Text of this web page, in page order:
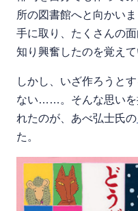
所の図書館へと向かい
手に取り、たくさんの
知り興奮したのを覚えて
しかし、いざ作ろうと
ない……。そんな思いを
れたのが、あべ弘士氏の
た。